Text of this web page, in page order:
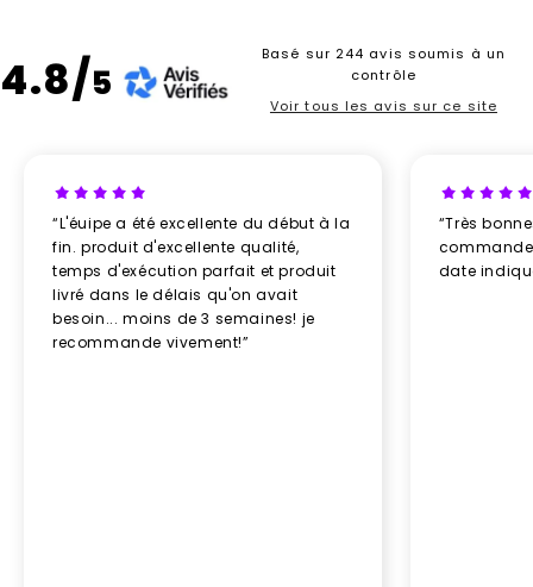
4.8/5
Basé sur 244 avis soumis à un
contrôle
Voir tous les avis sur ce site
“L'éuipe a été excellente du début à la
fin. produit d'excellente qualité,
temps d'exécution parfait et produit
livré dans le délais qu'on avait
besoin... moins de 3 semaines! je
recommande vivement!”
“Très
date